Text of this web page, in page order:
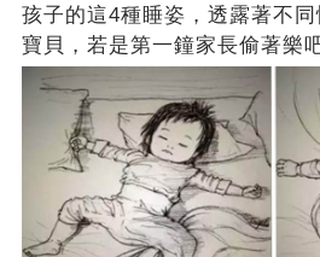
孩子的這4種睡姿，透露著不
寶貝，若是第一鐘家長偷著樂